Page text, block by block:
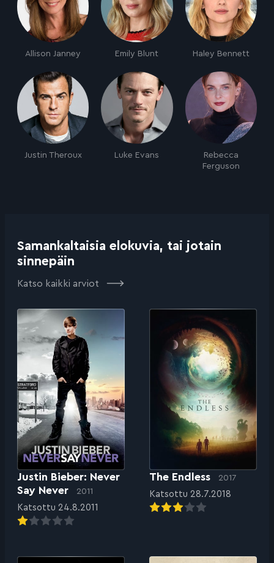
Allison Janney Emily Blunt Haley Bennett
Justin Theroux Luke Evans
Rebecca
Ferguson
Samankaltaisia elokuvia, tai jotain
sinnepäin
Katso kaikki arviot
Justin Bieber: Never
Say Never
2011
Katsottu 24.8.2011
The Endless 2017
Katsottu 28.7.2018